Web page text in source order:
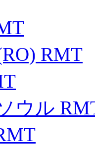
RMT
ウル